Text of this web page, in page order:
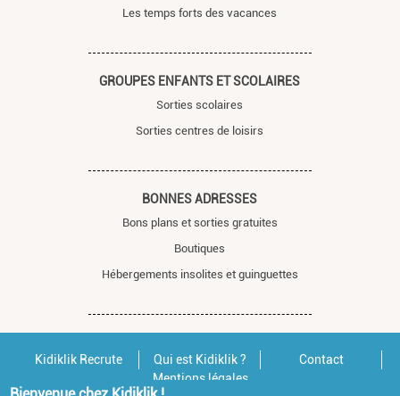
Les temps forts des vacances
GROUPES ENFANTS ET SCOLAIRES
Sorties scolaires
Sorties centres de loisirs
BONNES ADRESSES
Bons plans et sorties gratuites
Boutiques
Hébergements insolites et guinguettes
Kidiklik Recrute Qui est Kidiklik ?
Contact
Mentions légales